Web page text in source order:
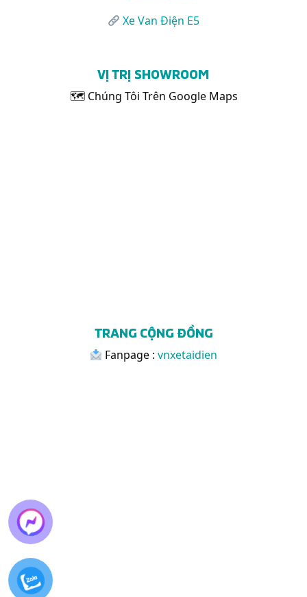
Xe Van Điện E5
VỊ TRỊ SHOWROOM
🗺 Chúng Tôi Trên Google Maps
TRANG CỘNG ĐỒNG
Fanpage :vnxetaidien